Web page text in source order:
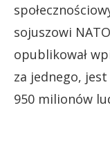
sojuszowi
opublikował
za jednego,
950 milionów